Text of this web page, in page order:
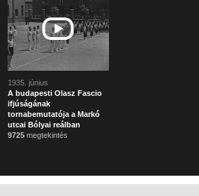
1935. június
A budapesti Olasz Fascio
ifjúságának
tornabemutatója a Markó
utcai Bólyai reálban
9725megtekintés